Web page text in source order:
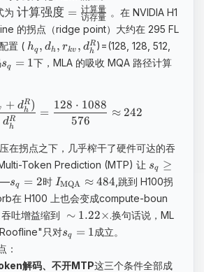
为 计算强度 = 访存量
计算量 。在 NVIDIA H1
的拐点（ridge point）大约在 295 FL
置 ( hq , dh, rkv , dh
R)=(128, 128, 512,
sq = 1下，MLA 的吸收 MQA 路径计算
dh
R
+ dh
R )
=
576
128 ⋅ 1088
≈ 242
在拐点之下，几乎榨干了硬件可达的吞
Token Prediction (MTP) 让 sq
≥
sq = 2时 IMQA ≈ 484 ,跳到 H100拐
在 H100 上也会变成compute-boun
吞吐增益缩到 ∼ 1.22×.换句话说，ML
只对sq = 1成立。
：
解码、不开MTP这三个条件全部成